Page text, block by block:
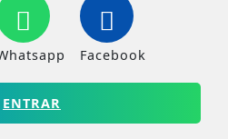
Facebook
ENTRAR